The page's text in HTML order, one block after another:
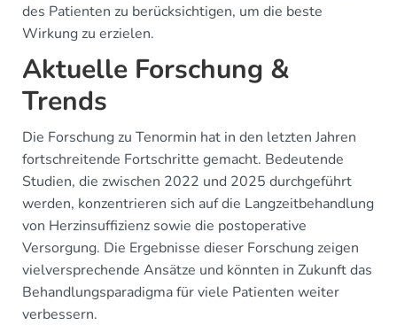
des Patienten zu berücksichtigen, um die beste
Wirkung zu erzielen.
Aktuelle Forschung &
Trends
Die Forschung zu Tenormin hat in den letzten Jahren
fortschreitende Fortschritte gemacht. Bedeutende
Studien, die zwischen 2022 und 2025 durchgeführt
werden, konzentrieren sich auf die Langzeitbehandlung
von Herzinsuffizienz sowie die postoperative
Versorgung. Die Ergebnisse dieser Forschung zeigen
vielversprechende Ansätze und könnten in Zukunft das
Behandlungsparadigma für viele Patienten weiter
verbessern.